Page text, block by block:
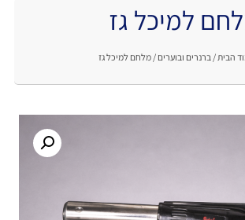
למיכל גז
הבית/ ברנרים ובוערים / מלחם למיכל גז